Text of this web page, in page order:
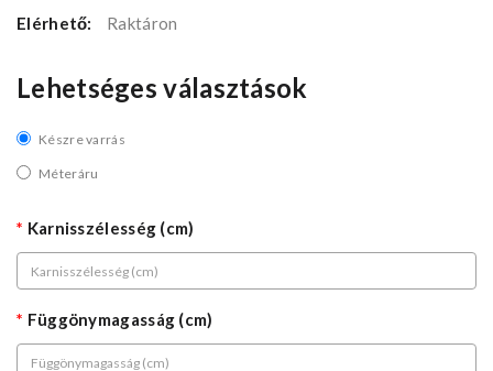
Elérhető:
Raktáron
Lehetséges választások
Készre varrás
Méteráru
Karnisszélesség (cm)
Függönymagasság (cm)